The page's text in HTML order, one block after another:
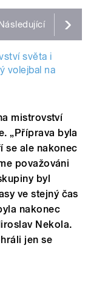
světa i
volejbal na
mistrovství
„Příprava byla
se ale nakonec
považováni
byl
ve stejný čas
nakonec
Nekola.
jen se